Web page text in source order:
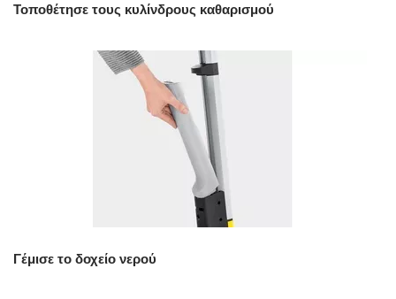
Τοποθέτησε τους κυλίνδρους καθαρισμού
Γέμισε το δοχείο νερού